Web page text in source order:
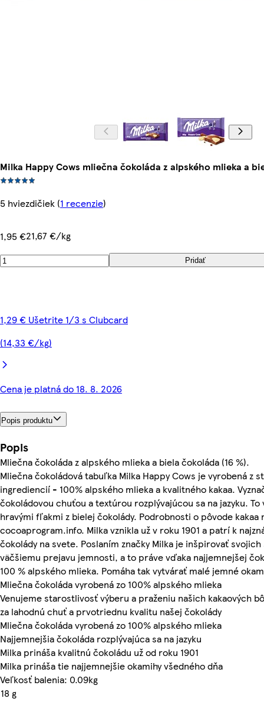
Milka Happy Cows mliečna čokoláda z alpského mlieka a
5 hviezdičiek (1 recenzie)
1,95 €21,67 €/kg
Pridať
1,29 € Ušetrite 1/3 s Clubcard
(14,33 €/kg)
Cena je platná do 18. 8. 2026
Popis produktu
Popis
Mliečna čokoláda z alpského mlieka a biela čokoláda (16 %).
Mliečna čokoládová tabuľka Milka Happy Cows je vyrobená z
ingrediencií - 100% alpského mlieka a kvalitného kakaa.
čokoládovou chuťou a textúrou rozplývajúcou sa na jazyku.
hravými fľakmi z bielej čokolády. Podrobnosti o pôvode kakaa
cocoaprogram.info. Milka vznikla už v roku 1901 a patrí k
čokolády na svete. Poslaním značky Milka je inšpirovať
väčšiemu prejavu jemnosti, a to práve vďaka najjemnejšej
100 % alpského mlieka. Pomáha tak vytvárať malé jemné
Mliečna čokoláda vyrobená zo 100% alpského mlieka
Venujeme starostlivosť výberu a praženiu našich kakaových
za lahodnú chuť a prvotriednu kvalitu našej čokolády
Mliečna čokoláda vyrobená zo 100% alpského mlieka
Najjemnejšia čokoláda rozplývajúca sa na jazyku
Milka prináša kvalitnú čokoládu už od roku 1901
Milka prináša tie najjemnejšie okamihy všedného dňa
Veľkosť balenia: 0.09kg
18 g